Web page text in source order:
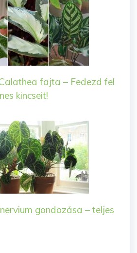
fajta – Fedezd fel
kincseit!
gondozása – teljes